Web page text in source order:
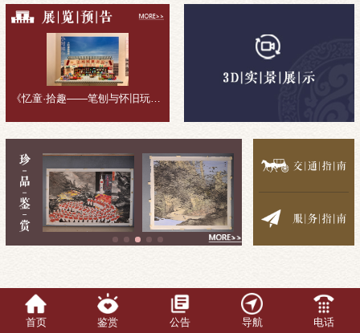
《忆童·拾趣——笔刨与怀旧玩具收藏展》展览回顾
首页 鉴赏 公告 导航 电话